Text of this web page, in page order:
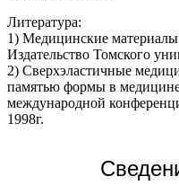
Литература:
1) Медицинские
Издательство Томского
2) Сверхэластичные
памятью формы в
международной
1998г.